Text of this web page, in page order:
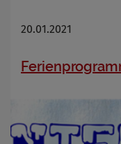
20.01.2021